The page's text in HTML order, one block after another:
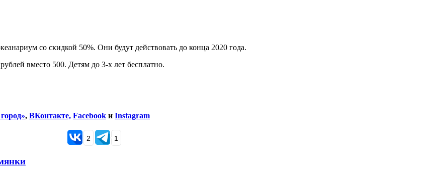
со скидкой 50%. Они будут действовать до конца 2020 года.
вместо 500. Детям до 3-х лет бесплатно.
, ВКонтакте, Facebook и Instagram
2 1